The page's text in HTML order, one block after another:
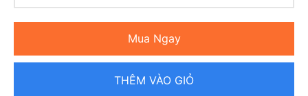
Mua Ngay
THÊM VÀO GIỎ